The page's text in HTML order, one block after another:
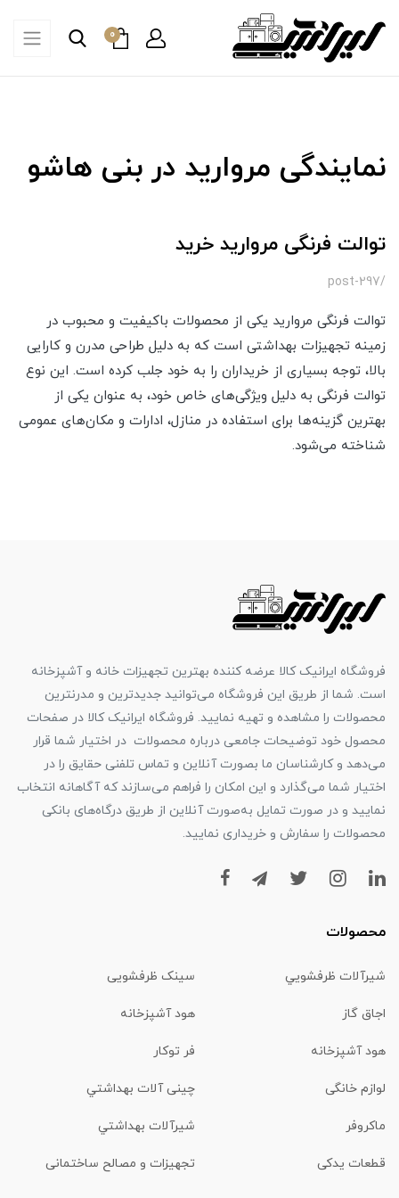
0
نمایندگی مروارید در بنی هاشو
توالت فرنگی مروارید خرید
/post-297
توالت فرنگی مروارید یکی از محصولات باکیفیت و محبوب در
زمینه تجهیزات بهداشتی است که به دلیل طراحی مدرن و کارایی
بالا، توجه بسیاری از خریداران را به خود جلب کرده است. این نوع
توالت فرنگی به دلیل ویژگی‌های خاص خود، به عنوان یکی از
بهترین گزینه‌ها برای استفاده در منازل، ادارات و مکان‌های عمومی
شناخته می‌شود.
فروشگاه ایرانیک کالا عرضه کننده بهترین تجهیزات خانه و آشپزخانه
است. شما از طریق این فروشگاه می‌توانید جدیدترین و مدرنترین
محصولات را مشاهده و تهیه نمایید. فروشگاه ایرانیک کالا در صفحات
محصول خود توضیحات جامعی درباره محصولات در اختیار شما قرار
می‌دهد و کارشناسان ما بصورت آنلاین و تماس تلفنی حقایق را در
اختیار شما می‌گذارد و این امکان را فراهم می‌سازند که آگاهانه انتخاب
نمایید و در صورت تمایل به‌صورت آنلاین از طریق درگاه‌های بانکی
محصولات را سفارش و خریداری نمایید.
محصولات
شیرآلات ظرفشويي سینک ظرفشویی
اجاق گاز هود آشپزخانه
هود آشپزخانه فر توکار
لوازم خانگی چینی آلات بهداشتي
ماكروفر شیرآلات بهداشتي
قطعات یدکی تجهیزات و مصالح ساختمانی